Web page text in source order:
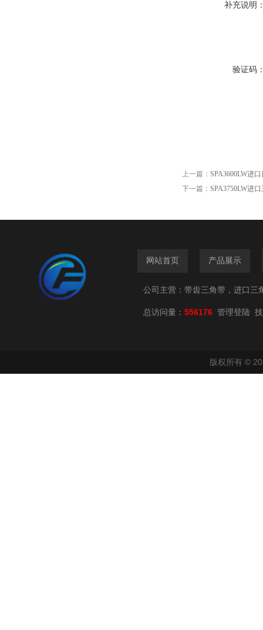
补充说明
验证码
上一篇： SPA3600LW进
下一篇： SPA3750LW进
网站首页 产品展示
公司主营：带齿三角带，进口三
总访问量： 556176 管理登陆
版权所有 ©